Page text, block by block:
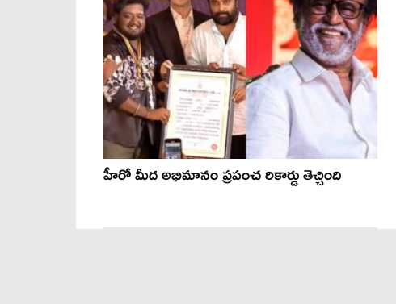
హీరో మీద అభిమానం ప్రపంచ రికార్డు తెచ్చింది